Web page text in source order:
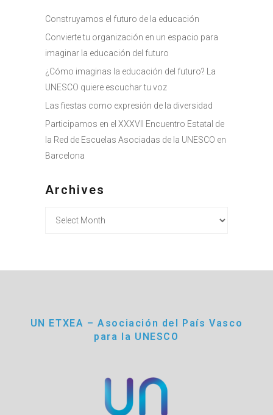
Construyamos el futuro de la educación
Convierte tu organización en un espacio para
imaginar la educación del futuro
¿Cómo imaginas la educación del futuro? La
UNESCO quiere escuchar tu voz
Las fiestas como expresión de la diversidad
Participamos en el XXXVII Encuentro Estatal de
la Red de Escuelas Asociadas de la UNESCO en
Barcelona
Archives
UN ETXEA – Asociación del País Vasco
para la UNESCO